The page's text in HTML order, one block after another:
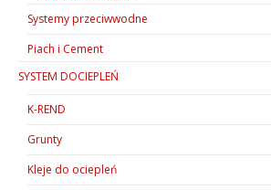
Systemy przeciwwodne
Piach i Cement
SYSTEM DOCIEPLEŃ
K-REND
Grunty
Kleje do ociepleń